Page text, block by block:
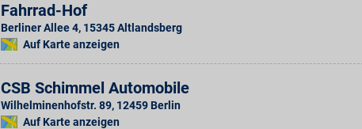
Fahrrad-Hof
Berliner Allee 4, 15345Altlandsberg
Auf Karte anzeigen
CSB Schimmel Automobile
Wilhelminenhofstr. 89, 12459 Berlin
Auf Karte anzeigen